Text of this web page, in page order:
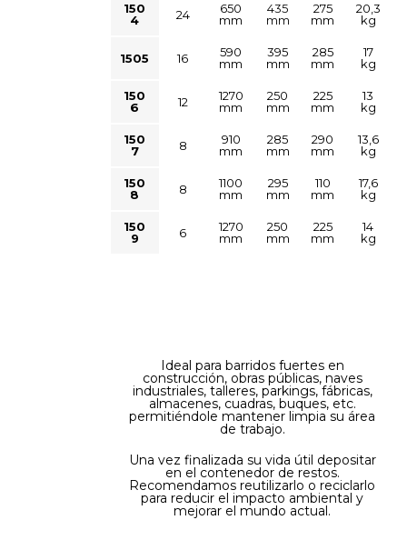
150
4
24
650
mm
435
mm
275
mm
20,3
kg
1505 16
590
mm
395
mm
285
mm
17
kg
150
6
12
1270
mm
250
mm
225
mm
13
kg
150
7
8
910
mm
285
mm
290
mm
13,6
kg
150
8
8
1100
mm
295
mm
110
mm
17,6
kg
150
9
6
1270
mm
250
mm
225
mm
14
kg
Ideal para barridos fuertes en
construcción, obras públicas, naves
industriales, talleres, parkings, fábricas,
almacenes, cuadras, buques, etc.
permitiéndole mantener limpia su área
de trabajo.
Una vez finalizada su vida útil depositar
en el contenedor de restos.
Recomendamos reutilizarlo o reciclarlo
para reducir el impacto ambiental y
mejorar el mundo actual.